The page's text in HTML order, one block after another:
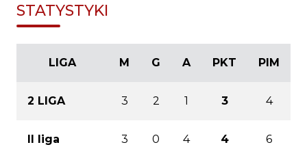
STATYSTYKI
LIGA M G A PKT PIM
2 LIGA 3 2 1 3 4
II liga
3 0 4 4 6